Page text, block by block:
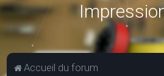
Accueil du forum